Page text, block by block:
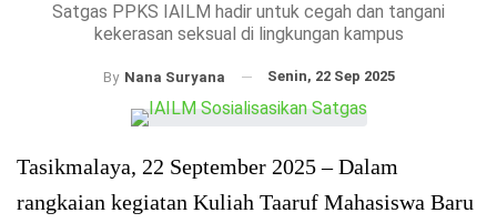
Satgas PPKS IAILM hadir untuk cegah dan tangani
kekerasan seksual di lingkungan kampus
By Nana Suryana Senin, 22 Sep 2025
Tasikmalaya, 22 September 2025 – Dalam
rangkaian kegiatan Kuliah Taaruf Mahasiswa Baru